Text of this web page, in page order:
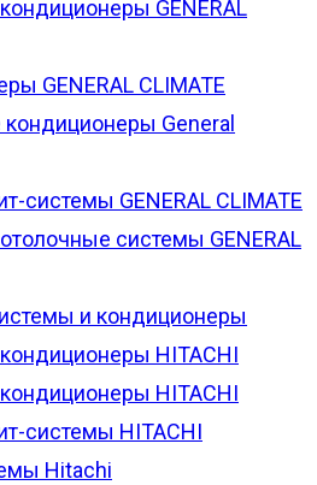
GENERAL
GENERAL CLIMATE
General
системы GENERAL CLIMATE
системы GENERAL
и кондиционеры
HITACHI
HITACHI
системы HITACHI
Hitachi